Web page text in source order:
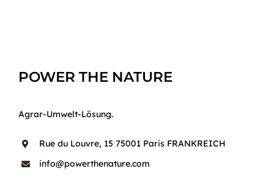
POWER THE NATURE
Agrar-Umwelt-Lösung.
Rue du Louvre, 15 75001 Paris FRANKREICH
info@powerthenature.com